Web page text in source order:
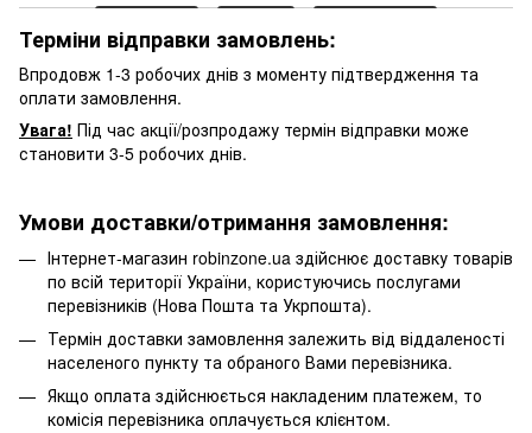
Терміни відправки замовлень:
Впродовж 1-3 робочих днів з моменту підтвердження та
оплати замовлення.
Увага! Під час акції/розпродажу термін відправки може
становити 3-5 робочих днів.
Умови доставки/отримання замовлення:
Інтернет-магазин robinzone.ua здійснює доставку товарів
по всій території України, користуючись послугами
перевізників (Нова Пошта та Укрпошта).
Термін доставки замовлення залежить від віддаленості
населеного пункту та обраного Вами перевізника.
Якщо оплата здійснюється накладеним платежем, то
комісія перевізника оплачується клієнтом.